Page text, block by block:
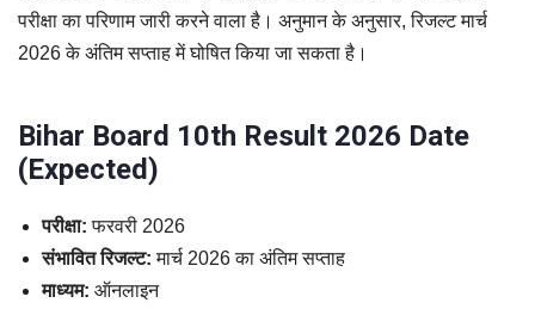
परीक्षा का परिणाम जारी करने वाला है। अनुमान के अनुसार, रिजल्ट मार्च
2026 के अंतिम सप्ताह में घोषित किया जा सकता है।
Bihar Board 10th Result 2026 Date
(Expected)
परीक्षा: फरवरी 2026
संभावित रिजल्ट: मार्च 2026 का अंतिम सप्ताह
माध्यम: ऑनलाइन